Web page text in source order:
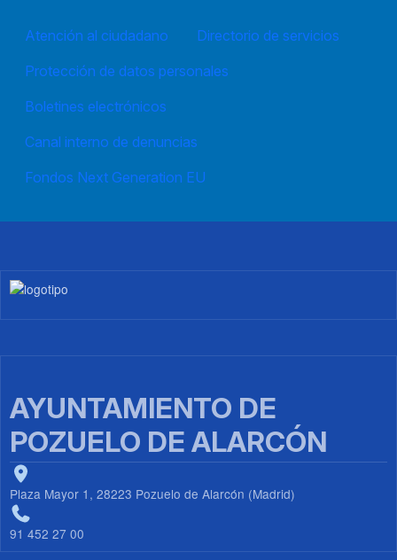
Atención al ciudadano
Directorio de servicios
Protección de datos personales
Boletines electrónicos
Canal interno de denuncias
Fondos Next Generation EU
Imagen
AYUNTAMIENTO DE
POZUELO DE ALARCÓN
Plaza Mayor 1, 28223 Pozuelo de Alarcón (Madrid)
91 452 27 00